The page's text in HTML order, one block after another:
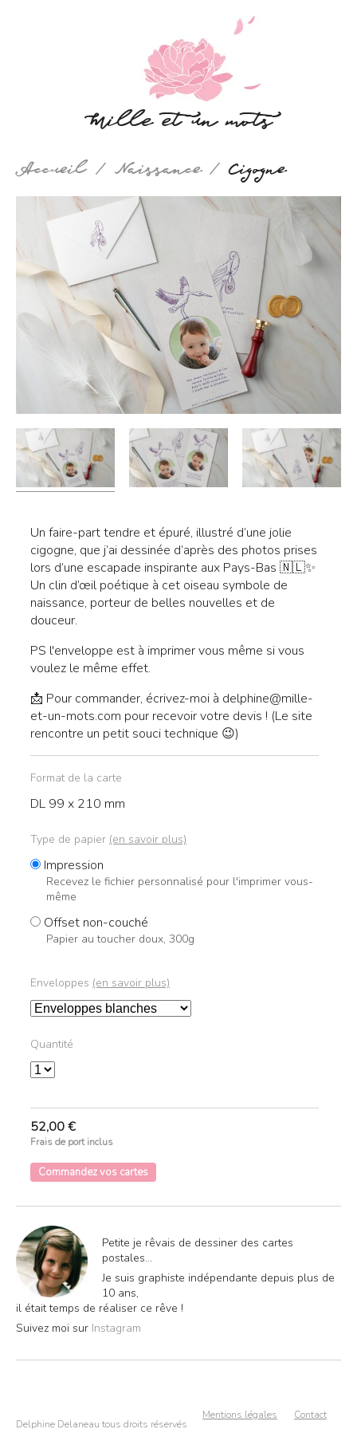
Mille et un mots
Accueil Naissance Cigogne
Un faire-part tendre et épuré, illustré d’une jolie
cigogne, que j’ai dessinée d’après des photos prises
lors d’une escapade inspirante aux Pays-Bas 🇳🇱✨
Un clin d’œil poétique à cet oiseau symbole de
naissance, porteur de belles nouvelles et de
douceur.
PS l'enveloppe est à imprimer vous même si vous
voulez le même effet.
📩 Pour commander, écrivez-moi à delphine@mille-
et-un-mots.com pour recevoir votre devis ! (Le site
rencontre un petit souci technique 😉)
Format de la carte
DL 99 x 210 mm
Type de papier (en savoir plus)
Impression
Recevez le fichier personnalisé pour l'imprimer vous-
même
Offset non-couché
Papier au toucher doux, 300g
Enveloppes (en savoir plus)
Enveloppes
Quantité
Quantité
52,00€
Frais de port inclus
Commandez vos cartes
Petite je rêvais de dessiner des cartes
postales…
Je suis graphiste indépendante depuis plus de
10 ans,
il était temps de réaliser ce rêve !
Suivez moi sur Instagram
Delphine Delaneau tous droits réservés
Mentions légales Contact